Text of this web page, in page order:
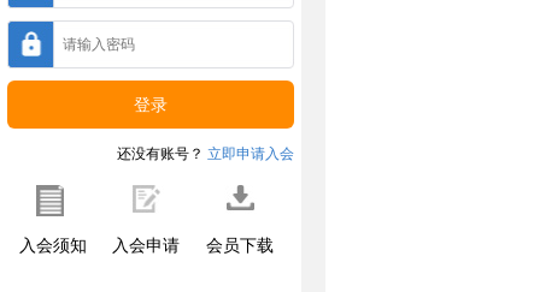
还没有账号？ 立即申请入会
入会须知 入会申请 会员下载